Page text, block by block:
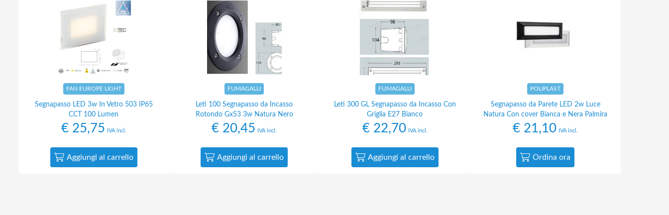
FAN EUROPE LIGHT
Segnapasso LED 3w In Vetro 503 IP65
CCT 100 Lumen
€25,75 IVA incl.
Aggiungi al carrello
FUMAGALLI
Leti 100 Segnapasso da Incasso
Rotondo Gx53 3w Natura Nero
€ 20,45 IVA incl.
Aggiungi al carrello
FUMAGALLI
Leti 300 GL Segnapasso da Incasso Con
Griglia E27 Bianco
€22,70 IVA incl.
Aggiungi al carrello
POLIPLAST
Segnapasso da Parete LED 2w Luce
Natura Con cover Bianca e Nera Palmira
€ 21,10 IVA incl.
Ordina ora